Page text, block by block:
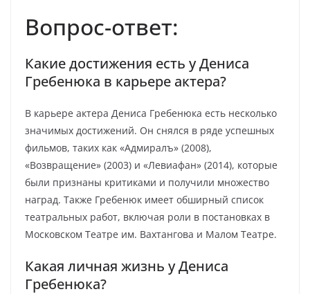
Вопрос-ответ:
Какие достижения есть у Дениса
Гребенюка в карьере актера?
В карьере актера Дениса Гребенюка есть несколько
значимых достижений. Он снялся в ряде успешных
фильмов, таких как «Адмиралъ» (2008),
«Возвращение» (2003) и «Левиафан» (2014), которые
были признаны критиками и получили множество
наград. Также Гребенюк имеет обширный список
театральных работ, включая роли в постановках в
Московском Театре им. Вахтангова и Малом Театре.
Какая личная жизнь у Дениса
Гребенюка?